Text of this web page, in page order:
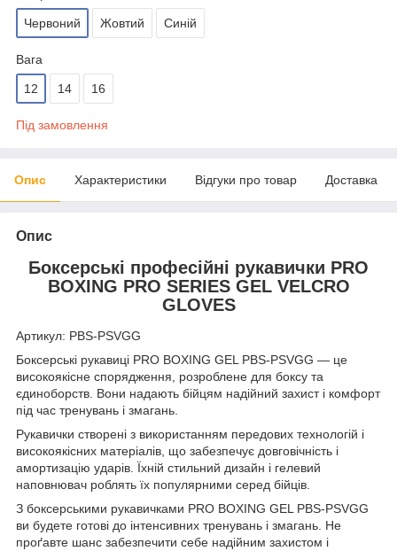
Червоний Жовтий Синій
Вага
12 14 16
Під замовлення
Опис Характеристики Відгуки про товар Доставка
Опис
Боксерські професійні рукавички PRO
BOXING PRO SERIES GEL VELCRO
GLOVES
Артикул: PBS-PSVGG
Боксерські рукавиці PRO BOXING GEL PBS-PSVGG — це
високоякісне спорядження, розроблене для боксу та
єдиноборств. Вони надають бійцям надійний захист і комфорт
під час тренувань і змагань.
Рукавички створені з використанням передових технологій і
високоякісних матеріалів, що забезпечує довговічність і
амортизацію ударів. Їхній стильний дизайн і гелевий
наповнювач роблять їх популярними серед бійців.
З боксерськими рукавичками PRO BOXING GEL PBS-PSVGG
ви будете готові до інтенсивних тренувань і змагань. Не
проґавте шанс забезпечити себе надійним захистом і